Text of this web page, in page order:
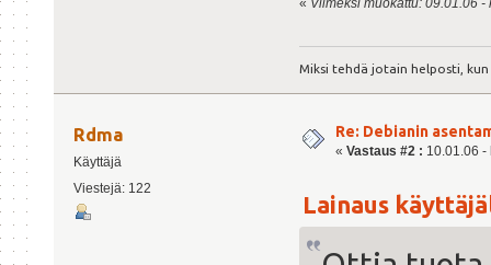
« Viimeksi muokattu: 09.01.06
Miksi tehdä jotain helposti,
Rdma
Käyttäjä
Viestejä: 122
Re: Debianin
« Vastaus #2 : 10.01.06 -
Lainaus